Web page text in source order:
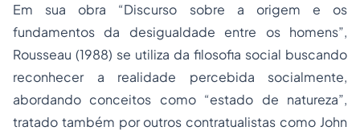
Em sua obra “Discurso sobre a origem e os
fundamentos da desigualdade entre os homens”,
Rousseau (1988) se utiliza da filosofia social buscando
reconhecer a realidade percebida socialmente,
abordando conceitos como “estado de natureza”,
tratado também por outros contratualistas como John